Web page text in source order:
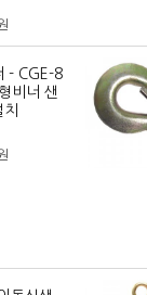
- CGE-8
비너 샌